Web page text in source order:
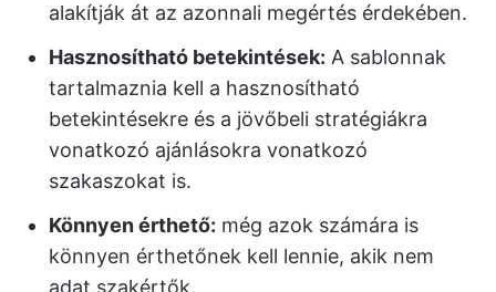
alakítják át az azonnali megértés érdekében.
Hasznosítható betekintések: A sablonnak
tartalmaznia kell a hasznosítható
betekintésekre és a jövőbeli stratégiákra
vonatkozó ajánlásokra vonatkozó
szakaszokat is.
Könnyen érthető: még azok számára is
könnyen érthetőnek kell lennie, akik nem
adat szakértők.